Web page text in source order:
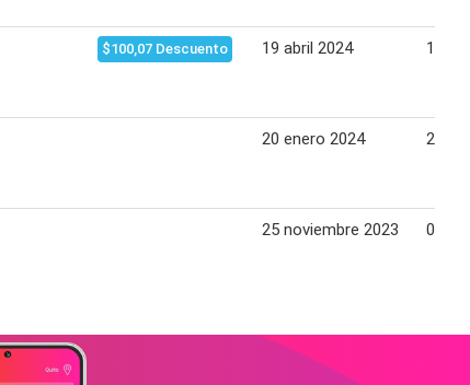
$100,07 Descuento 19 abril 2024 12
20 enero 2024 28
25 noviembre 2023 03